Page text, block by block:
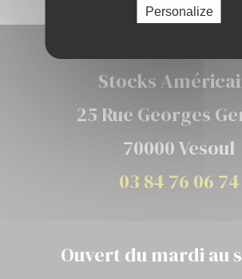
Stocks
25 Rue Georges
70000 Vesoul
03 84 76 06 74
Ouvert du mardi au
Personalize